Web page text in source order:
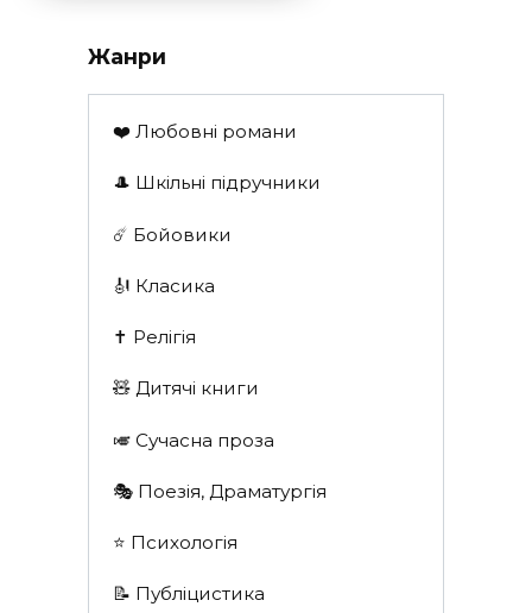
Жанри
❤️ Любовні романи
🎩 Шкільні підручники
☄️ Бойовики
🎻 Класика
✝️ Релігія
🧸 Дитячі книги
🎺 Сучасна проза
🎭 Поезія, Драматургія
⭐️ Психологія
📝 Публіцистика